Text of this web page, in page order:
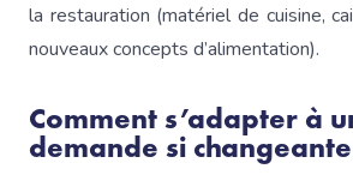
la restauration (matériel de cuisine,
nouveaux concepts d’alimentation).
Comment s’adapter à
demande si